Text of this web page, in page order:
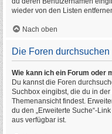
wieder von den Listen
Nach oben
Die Foren durchsuchen
Wie kann ich ein Forum oder
Du kannst die Foren
Suchbox eingibst, die du in
Themenansicht findest.
du den „Erweiterte Suche“-
aus verfügbar ist.